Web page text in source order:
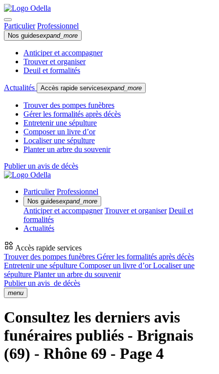
Particulier Professionnel
Nos guidesexpand_more
Anticiper et accompagner
Trouver et organiser
Deuil et formalités
Actualités Accès rapide servicesexpand_more
Trouver des pompes funèbres
Gérer les formalités après décès
Entretenir une sépulture
Composer un livre d’or
Localiser une sépulture
Planter un arbre du souvenir
Publier un avis de décès
Particulier Professionnel
Nos guidesexpand_more
Anticiper et accompagner Trouver et organiser Deuil et
formalités
Actualités
Accès rapide services
Trouver des pompes funèbres Gérer les formalités après décès
Entretenir une sépulture Composer un livre d’orLocaliser une
sépulture Planter un arbre du souvenir
Publier un avis de décès
menu
Consultez les derniers avis
funéraires publiés - Brignais
(69) - Rhône 69 - Page 4